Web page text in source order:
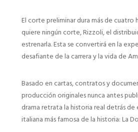
El corte preliminar dura más de cuatro
quiere ningún corte, Rizzoli, el
estrenarla. Esta se convertirá en la
desafiante de la carrera y la vida de
Basado en cartas, contratos y
producción originales nunca antes
drama retrata la historia real detrás de
italiana más famosa de la historia: La